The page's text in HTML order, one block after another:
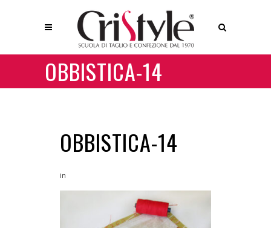
OBBISTICA-14
OBBISTICA-14
in